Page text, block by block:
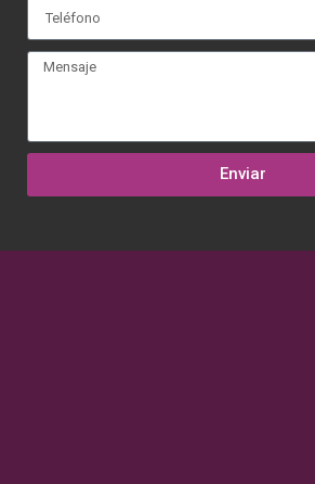
Enviar